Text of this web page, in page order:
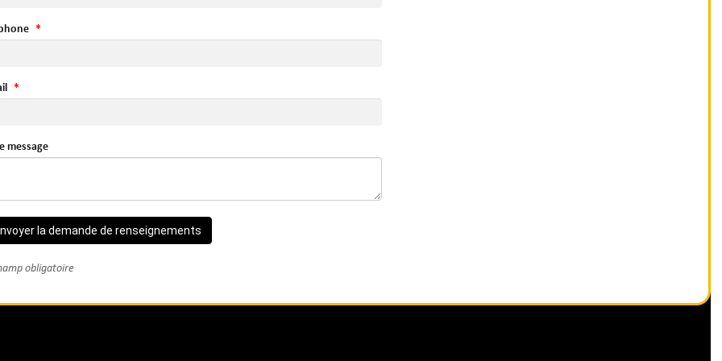
message
la demande de renseignements
obligatoire